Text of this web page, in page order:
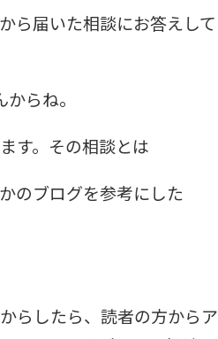
ら届いた相談にお答えして
らね。
す。その相談とは
のブログを参考にした
らしたら、読者の方からア